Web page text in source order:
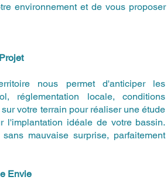
environnement et de vous proposer
nous permet d'anticiper les
réglementation locale, conditions
votre terrain pour réaliser une étude
l'implantation idéale de votre bassin.
mauvaise surprise, parfaitement
Envie